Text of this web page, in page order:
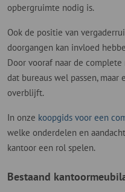
opbergruimte nodig is.
Ook de positie van
doorgangen kan invloed
Door vooraf naar de
dat bureaus wel passen,
overblijft.
In onze koopgids voor een
welke onderdelen en
kantoor een rol spelen.
Bestaand